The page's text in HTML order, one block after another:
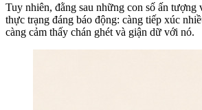
Tuy nhiên, đằng sau những con số ấn
thực trạng đáng báo động: càng tiếp xúc
càng cảm thấy chán ghét và giận dữ với nó.